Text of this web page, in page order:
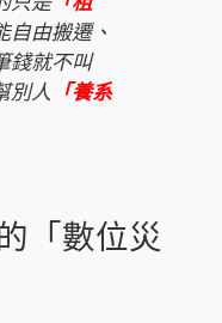
自由搬遷、
錢就不叫
別人 「養系
「數位災